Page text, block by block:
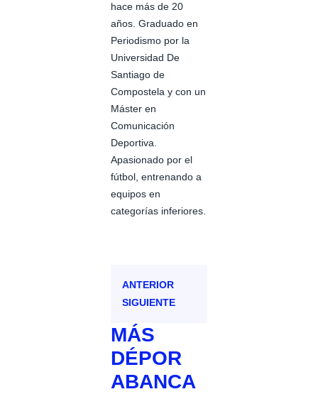
hace más de 20
años. Graduado en
Periodismo por la
Universidad De
Santiago de
Compostela y con un
Máster en
Comunicación
Deportiva.
Apasionado por el
fútbol, entrenando a
equipos en
categorías inferiores.
ANTERIOR
SIGUIENTE
MÁS
DÉPOR
ABANCA